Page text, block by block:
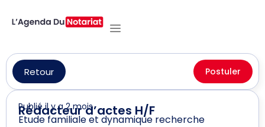
Retour Postuler
Rédacteur d’actes H/F
Publié il y a 2 mois
Etude familiale et dynamique recherche